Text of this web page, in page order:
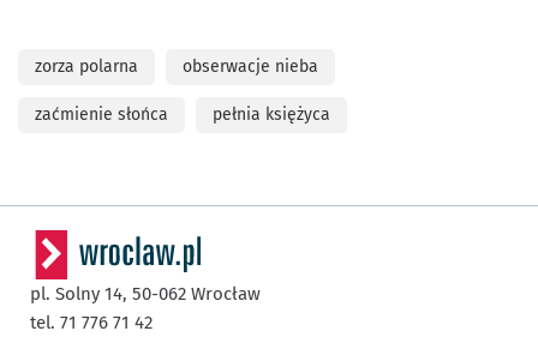
zorza polarna obserwacje nieba
zaćmienie słońca pełnia księżyca
pl. Solny 14, 50-062 Wrocław
tel. 71 776 71 42